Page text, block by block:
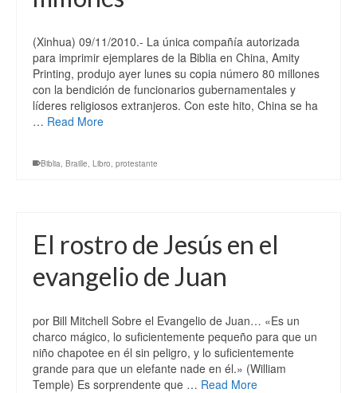
(Xinhua) 09/11/2010.- La única compañía autorizada
para imprimir ejemplares de la Biblia en China, Amity
Printing, produjo ayer lunes su copia número 80 millones
con la bendición de funcionarios gubernamentales y
líderes religiosos extranjeros. Con este hito, China se ha
… Read More
Biblia Braille Libro protestante
El rostro de Jesús en el
evangelio de Juan
por Bill Mitchell Sobre el Evangelio de Juan… «Es un
charco mágico, lo suficientemente pequeño para que un
niño chapotee en él sin peligro, y lo suficientemente
grande para que un elefante nade en él.» (William
Temple) Es sorprendente que … Read More